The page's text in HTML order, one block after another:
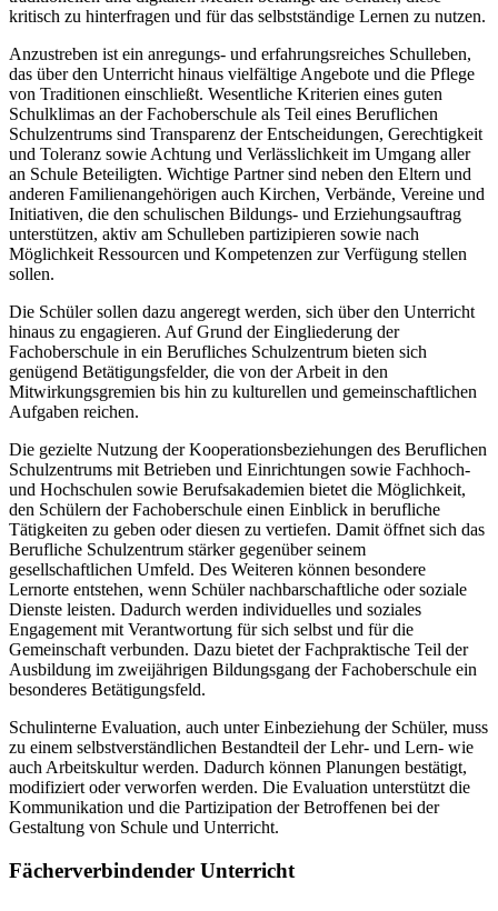
kritisch zu hinterfragen und für das selbstständige Lernen zu nutzen.
Anzustreben ist ein anregungs- und erfahrungsreiches Schulleben,
das über den Unterricht hinaus vielfältige Angebote und die Pflege
von Traditionen einschließt. Wesentliche Kriterien eines guten
Schulklimas an der Fachoberschule als Teil eines Beruflichen
Schulzentrums sind Transparenz der Entscheidungen, Gerechtigkeit
und Toleranz sowie Achtung und Verlässlichkeit im Umgang aller
an Schule Beteiligten. Wichtige Partner sind neben den Eltern und
anderen Familienangehörigen auch Kirchen, Verbände, Vereine und
Initiativen, die den schulischen Bildungs- und Erziehungsauftrag
unterstützen, aktiv am Schulleben partizipieren sowie nach
Möglichkeit Ressourcen und Kompetenzen zur Verfügung stellen
sollen.
Die Schüler sollen dazu angeregt werden, sich über den Unterricht
hinaus zu engagieren. Auf Grund der Eingliederung der
Fachoberschule in ein Berufliches Schulzentrum bieten sich
genügend Betätigungsfelder, die von der Arbeit in den
Mitwirkungsgremien bis hin zu kulturellen und gemeinschaftlichen
Aufgaben reichen.
Die gezielte Nutzung der Kooperationsbeziehungen des Beruflichen
Schulzentrums mit Betrieben und Einrichtungen sowie Fachhoch-
und Hochschulen sowie Berufsakademien bietet die Möglichkeit,
den Schülern der Fachoberschule einen Einblick in berufliche
Tätigkeiten zu geben oder diesen zu vertiefen. Damit öffnet sich das
Berufliche Schulzentrum stärker gegenüber seinem
gesellschaftlichen Umfeld. Des Weiteren können besondere
Lernorte entstehen, wenn Schüler nachbarschaftliche oder soziale
Dienste leisten. Dadurch werden individuelles und soziales
Engagement mit Verantwortung für sich selbst und für die
Gemeinschaft verbunden. Dazu bietet der Fachpraktische Teil der
Ausbildung im zweijährigen Bildungsgang der Fachoberschule ein
besonderes Betätigungsfeld.
Schulinterne Evaluation, auch unter Einbeziehung der Schüler, muss
zu einem selbstverständlichen Bestandteil der Lehr- und Lern- wie
auch Arbeitskultur werden. Dadurch können Planungen bestätigt,
modifiziert oder verworfen werden. Die Evaluation unterstützt die
Kommunikation und die Partizipation der Betroffenen bei der
Gestaltung von Schule und Unterricht.
Fächerverbindender Unterricht